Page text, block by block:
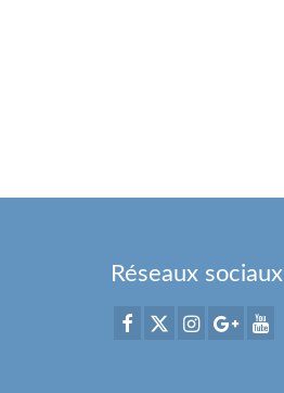
Réseaux sociaux